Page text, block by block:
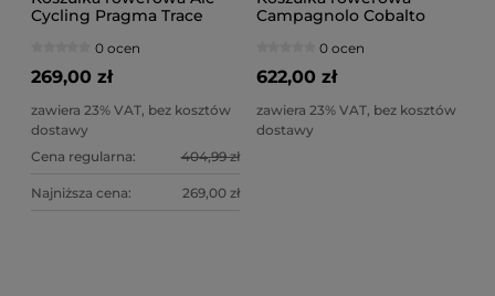
Cycling Pragma Trace
0 ocen
269,00 zł
zawiera 23% VAT, bez kosztów
dostawy
Cena regularna:
404,99 zł
Najniższa cena: 269,00 zł
Campagnolo Cobalto
0 ocen
622,00 zł
zawiera 23% VAT, bez kosztów
dostawy